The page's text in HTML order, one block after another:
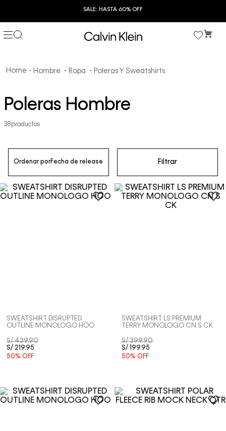
SALE: HASTA 60% OFF
Hombre Ropa Poleras Y Sweatshirts
Poleras Hombre
38 productos
Ordenar porFecha de release Filtrar
SWEATSHIRT DISRUPTED
OUTLINE MONOLOGO HOO
S/ 439.90
S/ 219.95
50% OFF
SWEATSHIRT LS PREMIUM
TERRY MONOLOGO CN S CK
S/ 399.90
S/
199.95
50% OFF